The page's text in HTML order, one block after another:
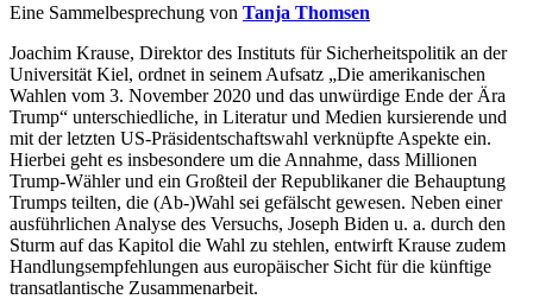
Eine Sammelbesprechung von Tanja Thomsen
Joachim Krause, Direktor des Instituts für Sicherheitspolitik an der
Universität Kiel, ordnet in seinem Aufsatz „Die amerikanischen
Wahlen vom 3. November 2020 und das unwürdige Ende der Ära
Trump“ unterschiedliche, in Literatur und Medien kursierende und
mit der letzten US-Präsidentschaftswahl verknüpfte Aspekte ein.
Hierbei geht es insbesondere um die Annahme, dass Millionen
Trump-Wähler und ein Großteil der Republikaner die Behauptung
Trumps teilten, die (Ab-)Wahl sei gefälscht gewesen. Neben einer
ausführlichen Analyse des Versuchs, Joseph Biden u. a. durch den
Sturm auf das Kapitol die Wahl zu stehlen, entwirft Krause zudem
Handlungsempfehlungen aus europäischer Sicht für die künftige
transatlantische Zusammenarbeit.